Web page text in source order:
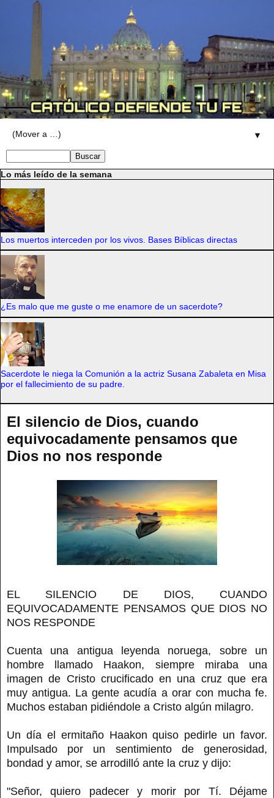
▼
Lo más leído de la semana
Los muertos interceden por los vivos. Bases Bíblicas directas
¿Es malo que me guste o me enamore de un sacerdote?
Sacerdote le niega la Comunión a la actriz Susana Zabaleta en Misa
por el fallecimiento de su padre.
El silencio de Dios, cuando
equivocadamente pensamos que
Dios no nos responde
EL SILENCIO DE DIOS, CUANDO
EQUIVOCADAMENTE PENSAMOS QUE DIOS NO
NOS RESPONDE
Cuenta una antigua leyenda noruega, sobre un
hombre llamado Haakon, siempre miraba una
imagen de Cristo crucificado en una cruz que era
muy antigua. La gente acudía a orar con mucha fe.
Muchos estaban pidiéndole a Cristo algún milagro.
Un día el ermitaño Haakon quiso pedirle un favor.
Impulsado por un sentimiento de generosidad,
bondad y amor, se arrodilló ante la cruz y dijo:
"Señor, quiero padecer y morir por Tí. Déjame